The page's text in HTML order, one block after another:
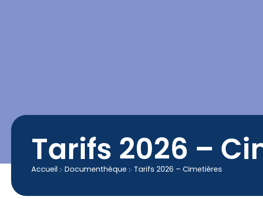
Tarifs 2026 –
Accueil ჻ Documenthèque ჻ Tarifs 2026 – Cimetières